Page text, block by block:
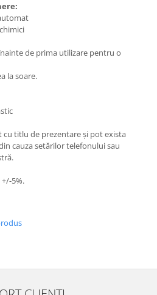
de prima utilizare pentru o
la soare.
titlu de prezentare și pot exista
cauza setărilor telefonului sau
5%.